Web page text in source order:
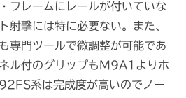
フレームにレールが付いていな
射撃には特に必要ない。また、
専門ツールで微調整が可能であ
ル付のグリップもM9A1よりホ
系は完成度が高いのでノー